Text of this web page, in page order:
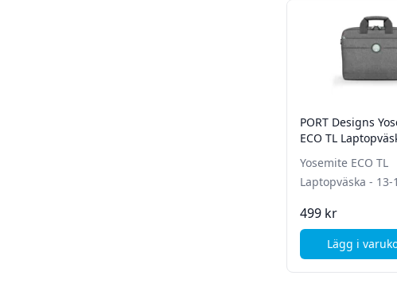
PORT Designs
ECO TL
Yosemite ECO TL
Laptopväska - 13-
499 kr
Lägg i ,